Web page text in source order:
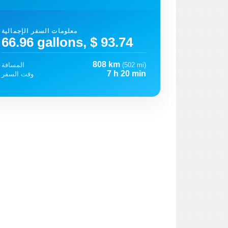
معلومات السفر الإجمالية
66.96 gallons, $ 93.74
المسافة 808 km (502 mi)
وقت السفر
7 h 20 min